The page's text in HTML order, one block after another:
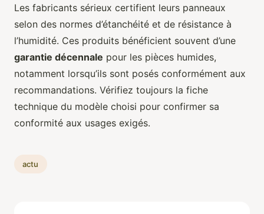
Les fabricants sérieux certifient leurs panneaux
selon des normes d’étanchéité et de résistance à
l’humidité. Ces produits bénéficient souvent d’une
garantie décennale pour les pièces humides,
notamment lorsqu’ils sont posés conformément aux
recommandations. Vérifiez toujours la fiche
technique du modèle choisi pour confirmer sa
conformité aux usages exigés.
actu